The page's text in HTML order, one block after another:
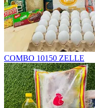
COMBO 10150 ZELLE